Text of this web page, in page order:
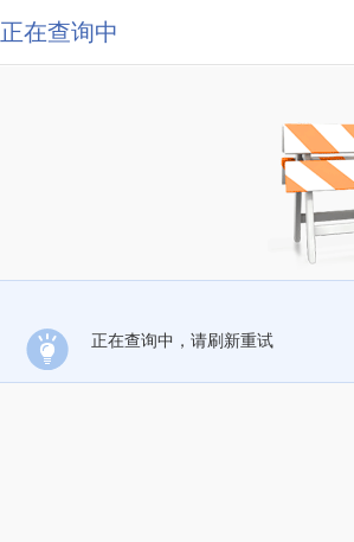
正在查询中
正在查询中，请刷新重试